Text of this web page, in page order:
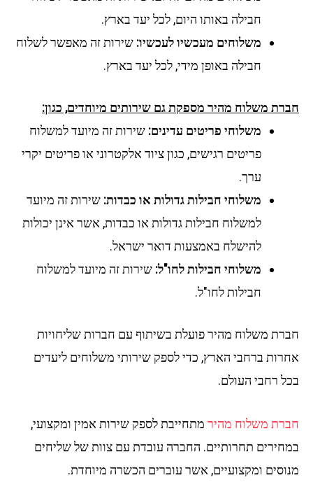
חבילה באותו היום, לכל יעד בארץ.
משלוחים מעכשיו לעכשיו: שירות זה מאפשר לשלוח
חבילה באופן מידי, לכל יעד בארץ.
חברת משלוח מהיר מספקת גם שירותים מיוחדים, כגון:
משלוחי פריטים עדינים: שירות זה מיועד למשלוח
פריטים רגישים, כגון ציוד אלקטרוני או פריטים יקרי
ערך.
משלוחי חבילות גדולות או כבדות: שירות זה מיועד
למשלוח חבילות גדולות או כבדות, אשר אינן יכולות
להישלח באמצעות דואר ישראל.
משלוחי חבילות לחו"ל: שירות זה מיועד למשלוח
חבילות לחו"ל.
חברת משלוח מהיר פועלת בשיתוף עם חברות שליחויות
אחרות ברחבי הארץ, כדי לספק שירותי משלוחים ליעדים
בכל רחבי העולם.
חברת משלוח מהיר מתחייבת לספק שירות אמין ומקצועי,
במחירים תחרותיים. החברה עובדת עם צוות של שליחים
מנוסים ומקצועיים, אשר עוברים הכשרה מיוחדת.